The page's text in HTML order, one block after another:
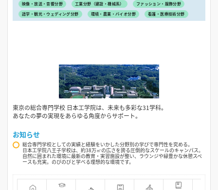
映像・放送・音響分野
工業分野（建設・機械系）
ファッション・服飾分野
語学・観光・ウェディング分野
環境・農業・バイオ分野 看護・医療技術分野
東京の総合専門学校 日本工学院は、未来も多彩な31学科。
あなたの夢の実現をあらゆる角度からサポート。
お知らせ
総合専門学校としての実績と経験をいかした分野別の学びで専門性を究める。
日本工学院八王子学校は、約38万㎡の広さを誇る圧倒的なスケールのキャンパス。
自然に囲まれた環境に最新の教育・実習施設が整い、ラウンジや緑豊かな休憩スペ
ースも充実。のびのびと学べる理想的な環境です。